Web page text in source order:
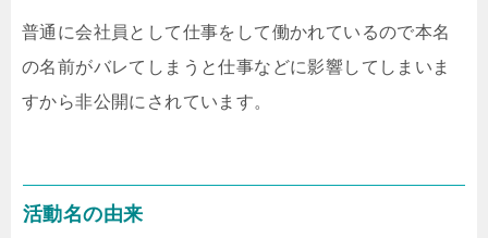
普通に会社員として仕事をして働かれているので本名
の名前がバレてしまうと仕事などに影響してしまいま
すから非公開にされています。
活動名の由来